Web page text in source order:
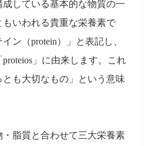
している基本的な物質の一
いわれる貴重な栄養素で
ン（protein）」と表記し、
」に由来します。これ
も大切なもの」という意味
脂質と合わせて三大栄養素